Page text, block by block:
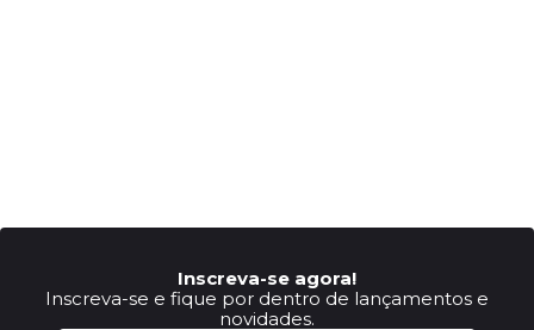
Inscreva-se agora!
Inscreva-se e fique por dentro de lançamentos e
novidades.